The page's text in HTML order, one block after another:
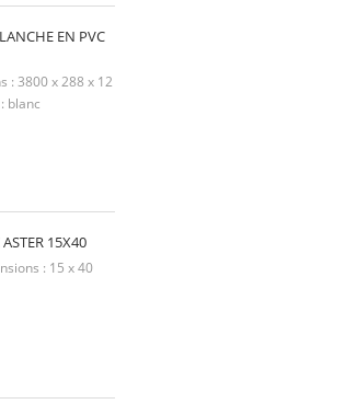
EN PVC
: 3800 x 288 x 12
blanc
15X40
: 15 x 40